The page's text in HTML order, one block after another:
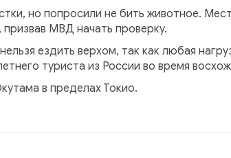
но попросили не бить животное.
МВД начать проверку.
ездить верхом, так как любая
туриста из России во время
в пределах Токио.